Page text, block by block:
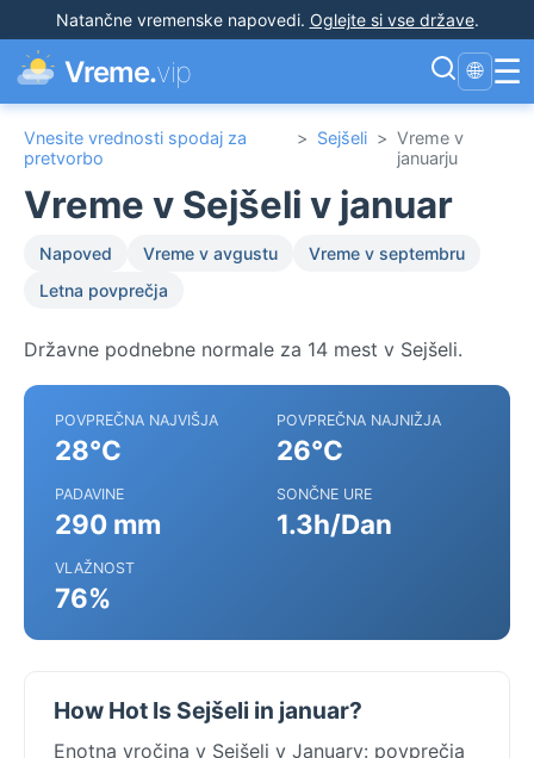
Natančne vremenske napovedi. Oglejte si vse države.
Vreme.vip 🌐 ☰
Vnesite vrednosti spodaj za
pretvorbo
> Sejšeli > Vreme v
januarju
Vreme v Sejšeli v januar
Napoved Vreme v avgustu
Vreme v septembru
Letna povprečja
Državne podnebne normale za 14 mest v Sejšeli.
POVPREČNA NAJVIŠJA
28°C
POVPREČNA NAJNIŽJA
26°C
PADAVINE
290 mm
SONČNE URE
1.3h/Dan
VLAŽNOST
76%
How Hot Is Sejšeli in januar?
Enotna vročina v Sejšeli v January: povprečja